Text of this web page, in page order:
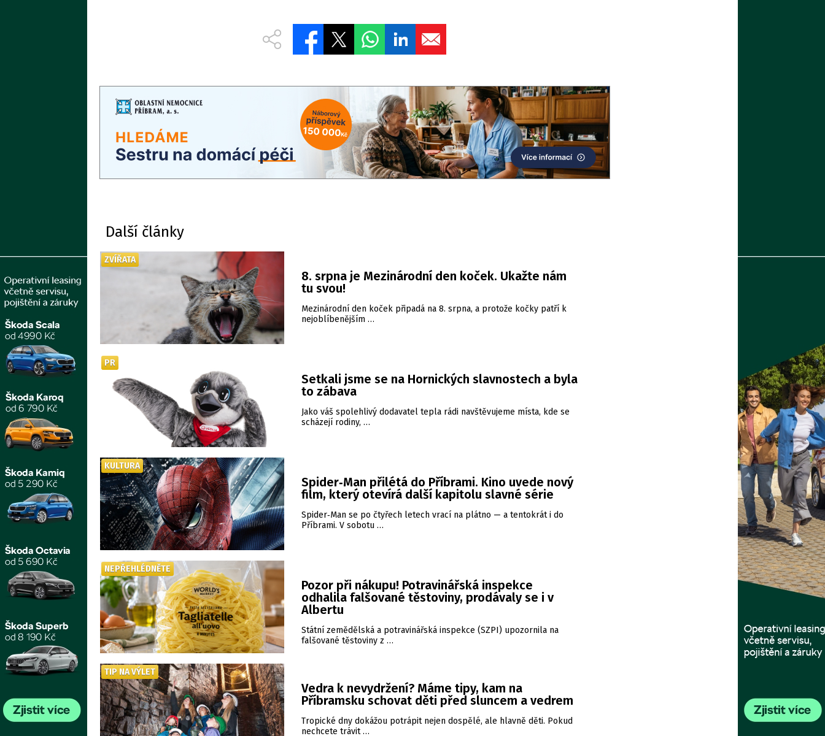
Další články
8. srpna je Mezinárodní den koček. Ukažte nám
tu svou!
Mezinárodní den koček připadá na 8. srpna, a protože kočky patří k
nejoblíbenějším …
ZVÍŘATA
Setkali jsme se na Hornických slavnostech a byla
to zábava
Jako váš spolehlivý dodavatel tepla rádi navštěvujeme místa, kde se
scházejí rodiny, …
PR
Spider‑Man přilétá do Příbrami. Kino uvede nový
film, který otevírá další kapitolu slavné série
Spider‑Man se po čtyřech letech vrací na plátno — a tentokrát i do
Příbrami. V sobotu …
KULTURA
Pozor při nákupu! Potravinářská inspekce
odhalila falšované těstoviny, prodávaly se i v
Albertu
Státní zemědělská a potravinářská inspekce (SZPI) upozornila na
falšované těstoviny z …
NEPŘEHLÉDNĚTE
Vedra k nevydržení? Máme tipy, kam na
Příbramsku schovat děti před sluncem a vedrem
Tropické dny dokážou potrápit nejen dospělé, ale hlavně děti. Pokud
nechcete trávit …
TIP NA VÝLET